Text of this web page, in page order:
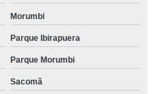
Morumbi
Parque Ibirapuera
Parque Morumbi
Sacomã